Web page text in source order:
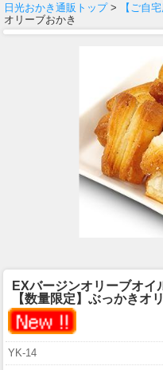
日光おかき通販トップ> 【ご自
オリーブおかき
EXバージンオリーブオイ
【数量限定】ぶっかきオ
YK-14